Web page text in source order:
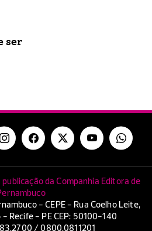
ser
da Companhia Editora de
- CEPE - Rua Coelho Leite,
Recife - PE CEP: 50100-140
/ 0800.0811201